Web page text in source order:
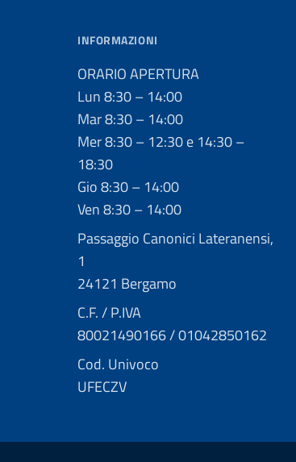
INFORMAZIONI
ORARIO APERTURA
Lun 8:30 – 14:00
Mar 8:30 – 14:00
Mer 8:30 – 12:30 e 14:30 –
18:30
Gio 8:30 – 14:00
Ven 8:30 – 14:00
Passaggio Canonici Lateranensi,
1
24121 Bergamo
C.F. / P.IVA
80021490166 / 01042850162
Cod. Univoco
UFECZV